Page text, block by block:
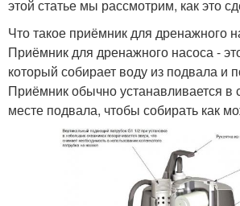
этой статье мы рассмотрим, как это
Что такое приёмник для дренажного
Приёмник для дренажного насоса -
который собирает воду из подвала и
Приёмник обычно устанавливается в
месте подвала, чтобы собирать как